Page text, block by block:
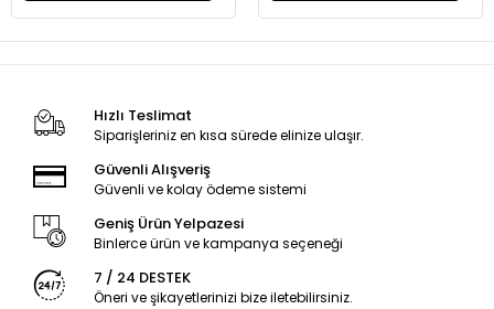
Hızlı Teslimat
Siparişleriniz en kısa sürede elinize ulaşır.
Güvenli Alışveriş
Güvenli ve kolay ödeme sistemi
Geniş Ürün Yelpazesi
Binlerce ürün ve kampanya seçeneği
7 / 24 DESTEK
Öneri ve şikayetlerinizi bize iletebilirsiniz.